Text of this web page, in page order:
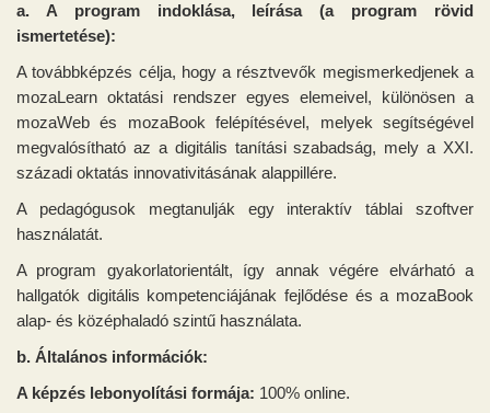
a. A program indoklása, leírása(a program rövid
ismertetése):
A továbbképzés célja, hogy a résztvevők megismerkedjenek a
mozaLearn oktatási rendszer egyes elemeivel, különösen a
mozaWeb és mozaBook felépítésével, melyek segítségével
megvalósítható az a digitális tanítási szabadság, mely a XXI.
századi oktatás innovativitásának alappillére.
A pedagógusok megtanulják egy interaktív táblai szoftver
használatát.
A program gyakorlatorientált, így annak végére elvárható a
hallgatók digitális kompetenciájának fejlődése és a mozaBook
alap- és középhaladó szintű használata.
b. Általános információk:
A képzés lebonyolítási formája: 100% online.